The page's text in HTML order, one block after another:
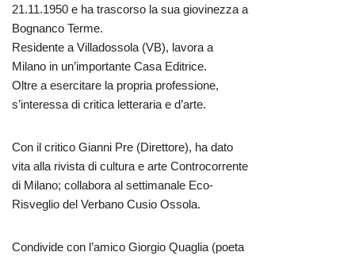
21.11.1950 e ha trascorso la sua giovinezza a
Bognanco Terme.
Residente a Villadossola (VB), lavora a
Milano in un’importante Casa Editrice.
Oltre a esercitare la propria professione,
s’interessa di critica letteraria e d’arte.
Con il critico Gianni Pre (Direttore), ha dato
vita alla rivista di cultura e arte Controcorrente
di Milano; collabora al settimanale Eco-
Risveglio del Verbano Cusio Ossola.
Condivide con l’amico Giorgio Quaglia (poeta